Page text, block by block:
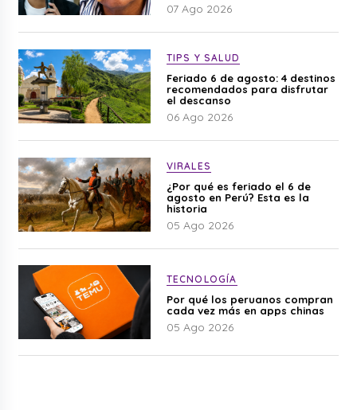
07 Ago 2026
TIPS Y SALUD
Feriado 6 de agosto: 4 destinos
recomendados para disfrutar
el descanso
06 Ago 2026
VIRALES
¿Por qué es feriado el 6 de
agosto en Perú? Esta es la
historia
05 Ago 2026
TECNOLOGÍA
Por qué los peruanos compran
cada vez más en apps chinas
05 Ago 2026